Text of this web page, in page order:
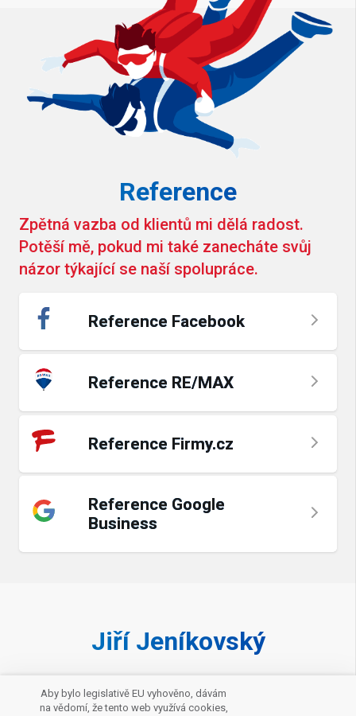
Reference
Zpětná vazba od klientů mi dělá radost.
Potěší mě, pokud mi také zanecháte svůj
názor týkající se naší spolupráce.
Reference Facebook
Reference RE/MAX
Reference Firmy.cz
Reference Google
Business
Jiří Jeníkovský
Zavolat makléři
Aby bylo legislativě EU vyhověno, dávám
na vědomí, že tento web využívá cookies,